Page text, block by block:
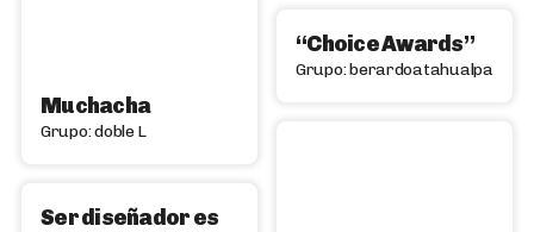
Muchacha
Grupo: doble L
“Choice Awards”
Grupo: berardoatahualpa
Ser diseñador es